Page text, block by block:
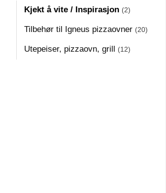
Kjekt å vite / Inspirasjon (2)
Tilbehør til Igneus pizzaovner (20)
Utepeiser, pizzaovn, grill (12)